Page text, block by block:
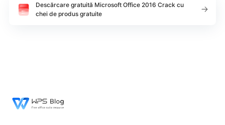
Descărcare gratuită Microsoft Office 2016 Crack cu
chei de produs gratuite